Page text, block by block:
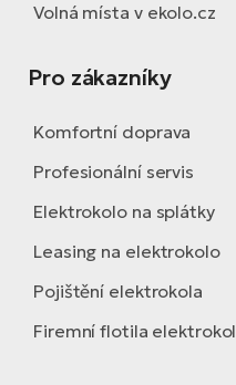
Volná místa v ekolo.cz
Pro zákazníky
Komfortní doprava
Profesionální servis
Elektrokolo na splátky
Leasing na elektrokolo
Pojištění elektrokola
Firemní flotila elektrokol